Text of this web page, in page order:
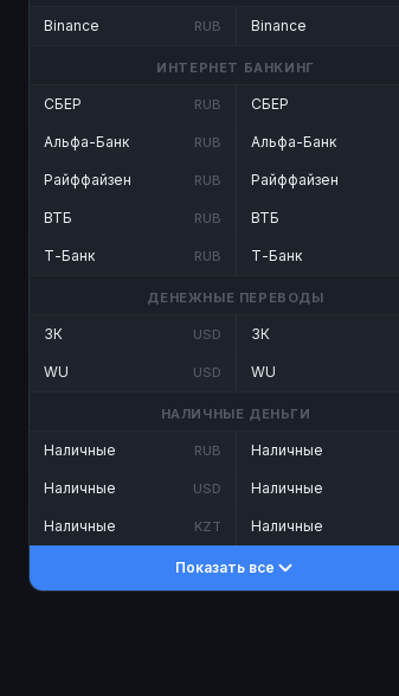
Binance RUB Binance
ИНТЕРНЕТ БАНКИНГ
СБЕР RUB
Альфа-Банк RUB
Райффайзен RUB
ВТБ RUB
Т-Банк RUB
СБЕР
Альфа-Банк
Райффайзен
ВТБ
Т-Банк
ДЕНЕЖНЫЕ ПЕРЕВОДЫ
ЗК USD
WU USD
ЗК
WU
НАЛИЧНЫЕ ДЕНЬГИ
Наличные RUB
Наличные USD
Наличные KZT
Наличные
Наличные
Наличные
Показать все